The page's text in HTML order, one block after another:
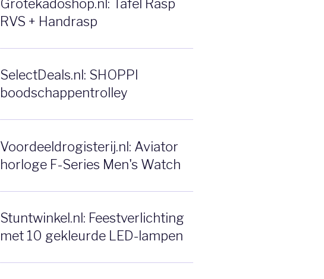
Grotekadoshop.nl: Tafel Rasp
RVS + Handrasp
SelectDeals.nl: SHOPPI
boodschappentrolley
Voordeeldrogisterij.nl: Aviator
horloge F-Series Men's Watch
Stuntwinkel.nl: Feestverlichting
met 10 gekleurde LED-lampen